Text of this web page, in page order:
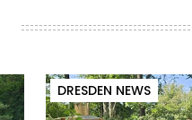
DRESDEN NEWS